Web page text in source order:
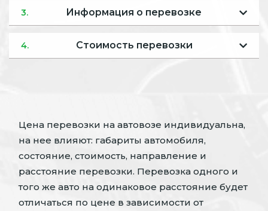
3. Информация о перевозке
4. Стоимость перевозки
Цена перевозки на автовозе индивидуальна,
на нее влияют: габариты автомобиля,
состояние, стоимость, направление и
расстояние перевозки. Перевозка одного и
того же авто на одинаковое расстояние будет
отличаться по цене в зависимости от